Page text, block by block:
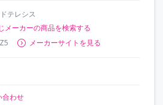
テレシス
メーカーの商品を検索する
メーカーサイトを見る
合わせ